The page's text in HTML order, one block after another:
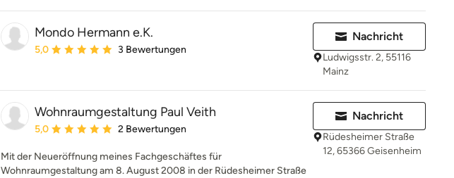
Mondo Hermann e.K.
Durchschnittliche Bewertung: 5 von 5 Sternen
5,0 3 Bewertungen
Nachricht
Ludwigsstr. 2, 55116
Mainz
Wohnraumgestaltung Paul Veith
Durchschnittliche Bewertung: 5 von 5 Sternen
5,0 2 Bewertungen
Mit der Neueröffnung meines Fachgeschäftes für
Wohnraumgestaltung am 8. August 2008 in der Rüdesheimer Straße
Nachricht
Rüdesheimer Straße
12, 65366 Geisenheim